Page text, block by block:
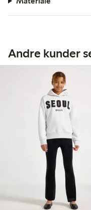
Andre kunder